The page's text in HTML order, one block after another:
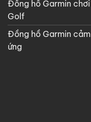
Đồng hồ Garmin chơi
Golf
Đồng hồ Garmin cảm
ứng